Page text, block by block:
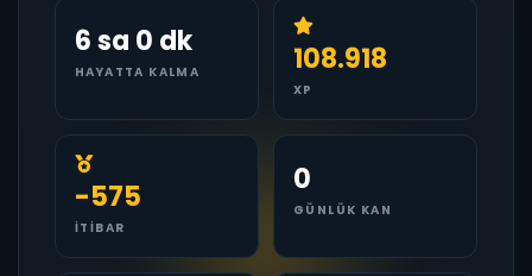
6 sa 0 dk
HAYATTA KALMA 108.918
XP
-575
İTIBAR
0
GÜNLÜK KAN